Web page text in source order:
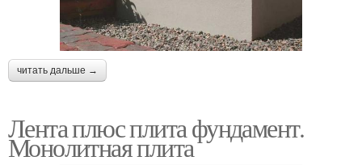
читать дальше →
Лента плюс плита фундамент.
Монолитная плита